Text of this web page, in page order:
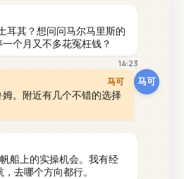
耳其？想问问马尔马里斯的
个月又不多花冤枉钱？
14:23
马可
马可
。附近有几个不错的选择
船上的实操机会。我有经
去哪个方向都行。